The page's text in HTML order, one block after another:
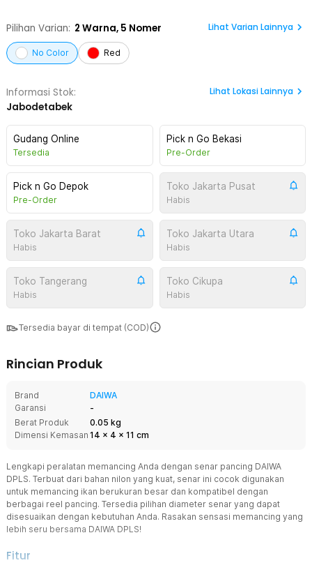
Pilihan Varian: 2 Warna, 5 Nomer Lihat Varian Lainnya
No Color Red
Informasi Stok:
Jabodetabek
Lihat Lokasi Lainnya
Gudang Online
Tersedia
Pick n Go Bekasi
Pre-Order
Pick n Go Depok
Pre-Order
Toko Jakarta Pusat
Habis
Toko Jakarta Barat
Habis
Toko Jakarta Utara
Habis
Toko Tangerang
Habis
Toko Cikupa
Habis
Tersedia bayar di tempat (COD)
Rincian Produk
Brand
DAIWA
Garansi
-
Berat Produk
0.05 kg
Dimensi Kemasan 14 x 4 x 11 cm
Lengkapi peralatan memancing Anda dengan senar pancing DAIWA
DPLS. Terbuat dari bahan nilon yang kuat, senar ini cocok digunakan
untuk memancing ikan berukuran besar dan kompatibel dengan
berbagai reel pancing. Tersedia pilihan diameter senar yang dapat
disesuaikan dengan kebutuhan Anda. Rasakan sensasi memancing yang
lebih seru bersama DAIWA DPLS!
Fitur